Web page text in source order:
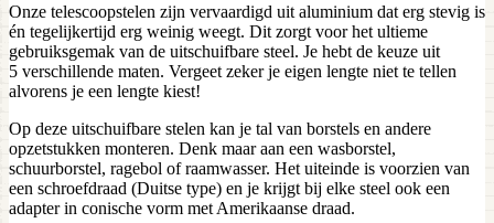
Onze telescoopstelen zijn vervaardigd uit aluminium dat erg stevig is
én tegelijkertijd erg weinig weegt. Dit zorgt voor het ultieme
gebruiksgemak van de uitschuifbare steel. Je hebt de keuze uit
5 verschillende maten. Vergeet zeker je eigen lengte niet te tellen
alvorens je een lengte kiest!
Op deze uitschuifbare stelen kan je tal van borstels en andere
opzetstukken monteren. Denk maar aan een wasborstel,
schuurborstel, ragebol of raamwasser. Het uiteinde is voorzien van
een schroefdraad (Duitse type) en je krijgt bij elke steel ook een
adapter in conische vorm met Amerikaanse draad.